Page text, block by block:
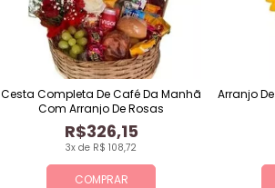
COMPRAR
3x de R$ 108,72
R$326,15
Cesta Completa De Café Da Manhã
Com Arranjo De Rosas
Arranjo